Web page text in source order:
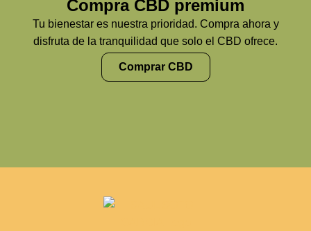
Compra CBD premium
Tu bienestar es nuestra prioridad. Compra ahora y
disfruta de la tranquilidad que solo el CBD ofrece.
Comprar CBD